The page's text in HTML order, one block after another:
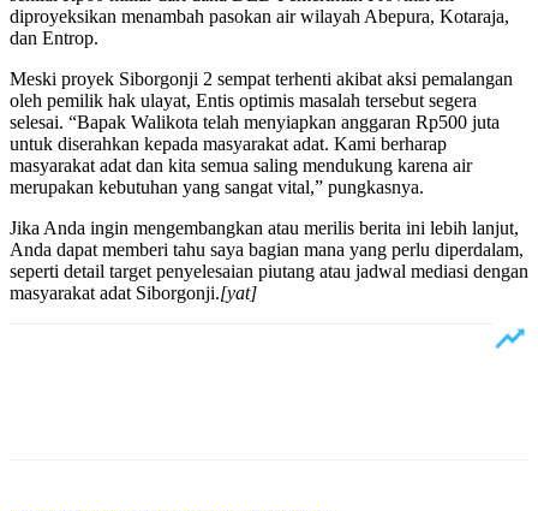
diproyeksikan menambah pasokan air wilayah Abepura, Kotaraja,
dan Entrop.
Meski proyek Siborgonji 2 sempat terhenti akibat aksi pemalangan
oleh pemilik hak ulayat, Entis optimis masalah tersebut segera
selesai. “Bapak Walikota telah menyiapkan anggaran Rp500 juta
untuk diserahkan kepada masyarakat adat. Kami berharap
masyarakat adat dan kita semua saling mendukung karena air
merupakan kebutuhan yang sangat vital,” pungkasnya.
Jika Anda ingin mengembangkan atau merilis berita ini lebih lanjut,
Anda dapat memberi tahu saya bagian mana yang perlu diperdalam,
seperti detail target penyelesaian piutang atau jadwal mediasi dengan
masyarakat adat Siborgonji.[yat]